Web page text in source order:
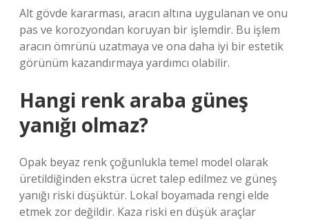
Alt gövde kararması, aracın altına uygulanan ve onu
pas ve korozyondan koruyan bir işlemdir. Bu işlem
aracın ömrünü uzatmaya ve ona daha iyi bir estetik
görünüm kazandırmaya yardımcı olabilir.
Hangi renk araba güneş
yanığı olmaz?
Opak beyaz renk çoğunlukla temel model olarak
üretildiğinden ekstra ücret talep edilmez ve güneş
yanığı riski düşüktür. Lokal boyamada rengi elde
etmek zor değildir. Kaza riski en düşük araçlar